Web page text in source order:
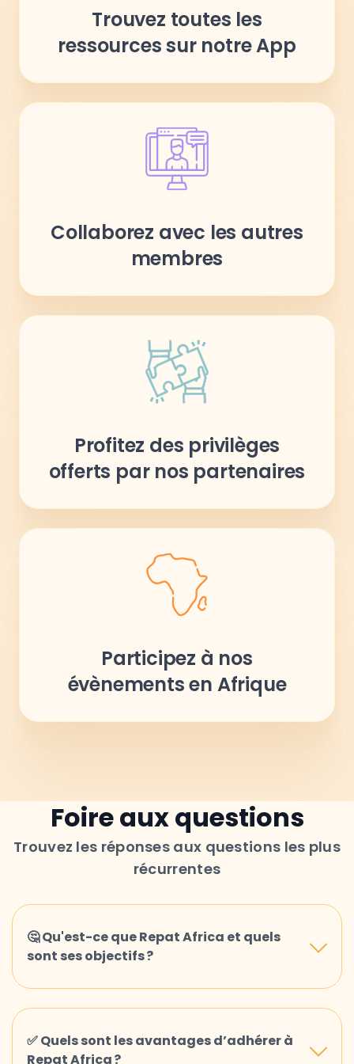
Trouvez toutes les
ressources sur notre App
Collaborez avec les autres
membres
Profitez des privilèges
offerts par nos partenaires
Participez à nos
évènements en Afrique
Foire aux questions
Trouvez les réponses aux questions les plus
récurrentes
🤔 Qu'est-ce que Repat Africa et quels
sont ses objectifs ?
diaspora et des personnes souhaitant
✅ Quels sont les avantages d’adhérer à
Repat Africa ?